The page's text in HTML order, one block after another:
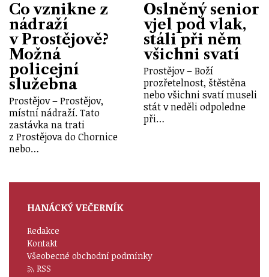
Co vznikne z
nádraží
v Prostějově?
Možná
policejní
služebna
Prostějov – Prostějov,
místní nádraží. Tato
zastávka na trati
z Prostějova do Chornice
nebo…
Oslněný senior
vjel pod vlak,
stáli při něm
všichni svatí
Prostějov – Boží
prozřetelnost, štěstěna
nebo všichni svatí museli
stát v neděli odpoledne
při…
HANÁCKÝ VEČERNÍK
Redakce
Kontakt
Všeobecné obchodní podmínky
RSS